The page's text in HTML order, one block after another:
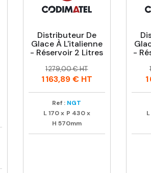
Distributeur De
Glace À L'italienne
- Réservoir 2 Litres
Prix
Prix
habituel
1 279,00 € HT
1 163,89 €HT
Ref : NGT
L170x P 430x
H 570mm
-
L